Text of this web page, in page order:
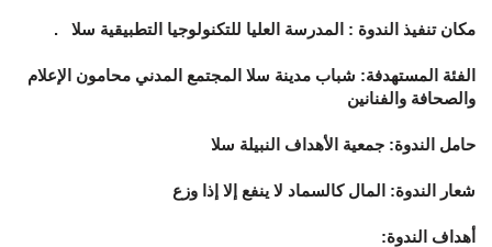
مكان تنفيذ الندوة : المدرسة العليا للتكنولوجيا التطبيقية سلا .
الفئة المستهدفة: شباب مدينة سلا المجتمع المدني محامون الإعلام
والصحافة والفنانين
حامل الندوة: جمعية الأهداف النبيلة سلا
شعار الندوة: المال كالسماد لا ينفع إلا إذا وزع
أهداف الندوة: